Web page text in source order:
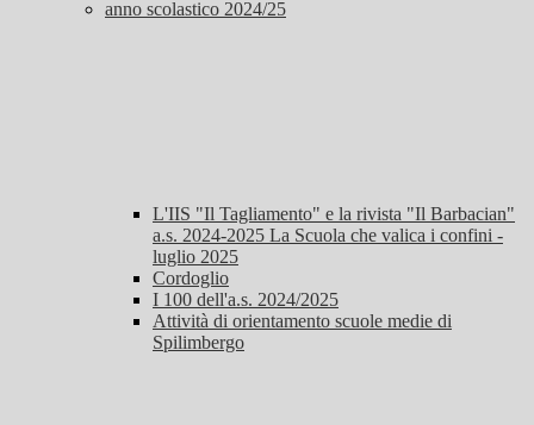
anno scolastico 2024/25
L'IIS "Il Tagliamento" e la rivista "Il Barbacian"
a.s. 2024-2025 La Scuola che valica i confini -
luglio 2025
Cordoglio
I 100 dell'a.s. 2024/2025
Attività di orientamento scuole medie di
Spilimbergo